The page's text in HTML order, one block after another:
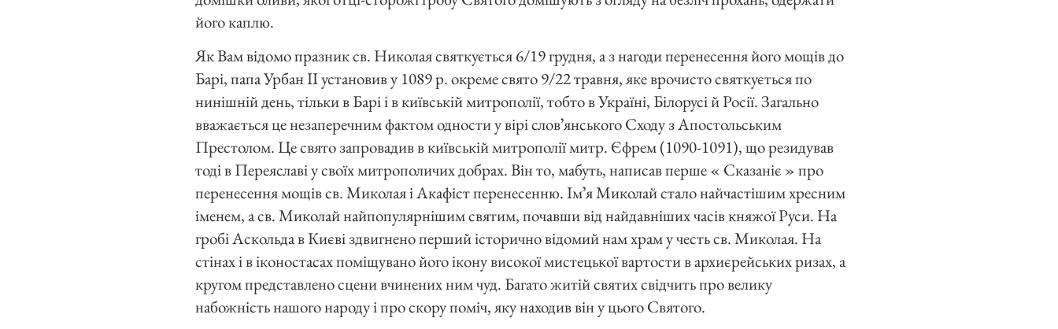
його каплю.
Як Вам відомо празник св. Николая святкується 6/19 грудня, а з нагоди перенесення його мощів до
Барі, папа Урбан II установив у 1089 р. окреме свято 9/22 травня, яке врочисто святкується по
нинішній день, тільки в Барі і в київській митрополії, тобто в Україні, Білорусі й Росії. Загально
вважається це незаперечним фактом одности у вірі словʼянського Сходу з Апостольським
Престолом. Це свято запровадив в київській митрополії митр. Єфрем (1090-1091), що резидував
тоді в Переяславі у своїх митрополичих добрах. Він то, мабуть, написав перше « Сказаніє » про
перенесення мощів св. Миколая і Акафіст перенесенню. Імʼя Миколай стало найчастішим хресним
іменем, а св. Миколай найпопулярнішим святим, почавши від найдавніших часів княжої Руси. На
гробі Аскольда в Києві здвигнено перший історично відомий нам храм у честь св. Миколая. На
стінах і в іконостасах поміщувано його ікону високої мистецької вартости в архиєрейських ризах, а
кругом представлено сцени вчинених ним чуд. Багато житій святих свідчить про велику
набожність нашого народу і про скору поміч, яку находив він у цього Святого.